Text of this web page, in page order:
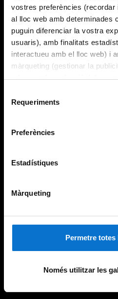
vostres preferències (recordar
al lloc web amb determinades
puguin diferenciar la vostra
usuaris), amb finalitats
interactueu amb el lloc web) i
màrqueting (gestionar la
adequant-la en funció dels
consultar laPolítica de
Requeriments
Preferències
Estadístiques
Màrqueting
Permetre totes
Només utilitzar les